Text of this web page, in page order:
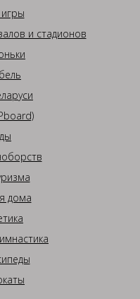
и стадионов
дома